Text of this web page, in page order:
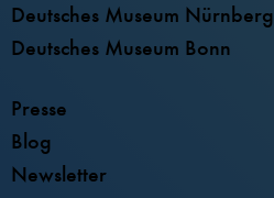
Deutsches Museum Nürnberg
Deutsches Museum Bonn
Presse
Blog
Newsletter